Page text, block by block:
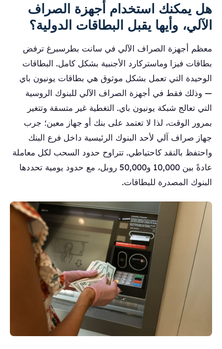
هل يمكنك استخدام أجهزة الصراف
الآلي، وأيها يقبل البطاقات الدولية؟
معظم أجهزة الصراف الآلي في سانت بطرسبرغ ترفض
بطاقات فيزا وماستركارد الأجنبية بشكل كامل. البطاقات
الوحيدة التي تعمل بشكل موثوق هي بطاقات يونيون باي
— وذلك فقط في أجهزة الصراف الآلي للبنوك الروسية
التي تعالج شبكة يونيون باي. التغطية غير متسقة وتتغير
بمرور الوقت، لذا لا تعتمد على بنك أو جهاز معين؛ جرب
جهاز صراف آلي لأحد البنوك الرئيسية داخل فرع البنك
واحتفظ بالنقد كاحتياطي. تتراوح حدود السحب لكل معاملة
عادةً بين 10,000 و50,000 روبل، مع حدود يومية تحددها
البنوك المصدرة للبطاقات.